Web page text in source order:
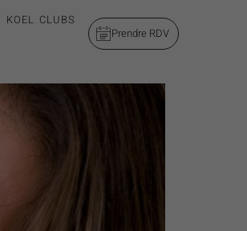
KOEL CLUBS
Prendre RDV